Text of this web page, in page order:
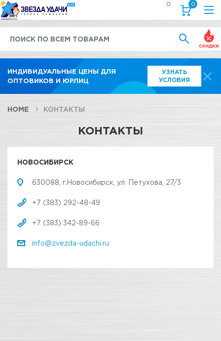
ИНДИВИДУАЛЬНЫЕ ЦЕНЫ ДЛЯ
ОПТОВИКОВ И ЮРЛИЦ
УЗНАТЬ
УСЛОВИЯ
0 0
HOME КОНТАКТЫ
КОНТАКТЫ
НОВОСИБИРСК
630088, г.Новосибирск, ул. Петухова, 27/3
+7 (383) 292-48-49
+7 (383) 342-89-66
info@zvezda-udachi.ru